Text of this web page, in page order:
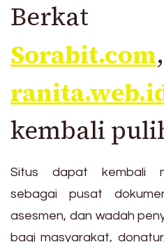
Berkat
Sorabit.com
kembali
Situs dapat kembali
sebagai pusat
asesmen, dan wadah
bagi masyarakat,